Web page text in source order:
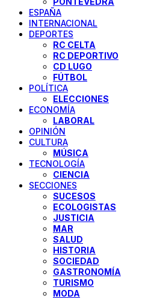
ESPAÑA
INTERNACIONAL
DEPORTES
RC CELTA
RC DEPORTIVO
CD LUGO
FÚTBOL
POLÍTICA
ELECCIONES
ECONOMÍA
LABORAL
OPINIÓN
CULTURA
MÚSICA
TECNOLOGÍA
CIENCIA
SECCIONES
SUCESOS
ECOLOGISTAS
JUSTICIA
MAR
SALUD
HISTORIA
SOCIEDAD
GASTRONOMÍA
TURISMO
MODA